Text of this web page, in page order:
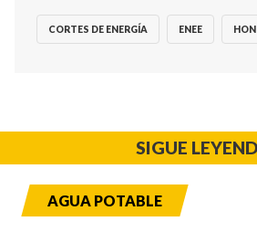
CORTES DE ENERGÍA ENEE
SIGUE
AGUA POTABLE